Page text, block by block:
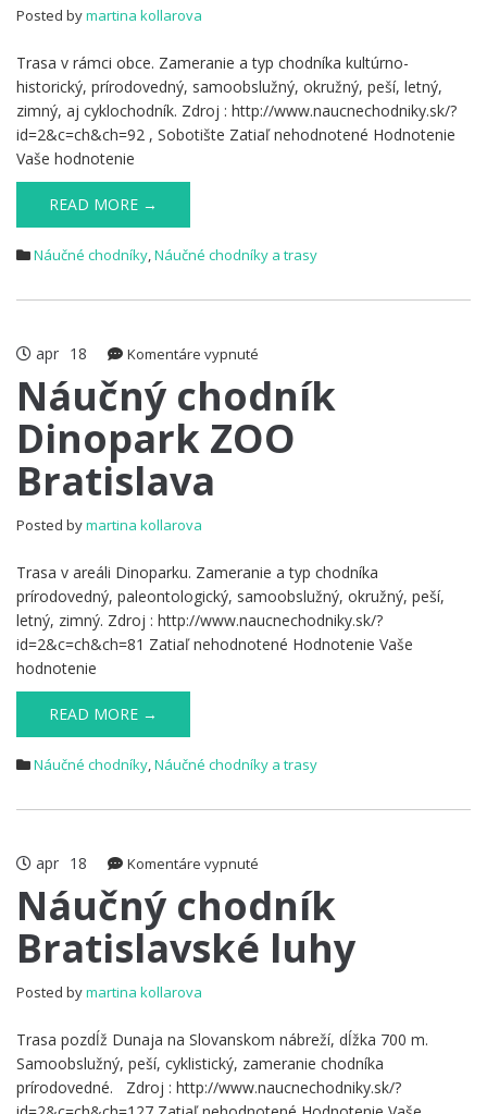
Posted bymartina kollarova
Trasa v rámci obce. Zameranie a typ chodníka kultúrno-
historický, prírodovedný, samoobslužný, okružný, peší, letný,
zimný, aj cyklochodník. Zdroj : http://www.naucnechodniky.sk/?
id=2&c=ch&ch=92 , Sobotište Zatiaľ nehodnotené Hodnotenie
Vaše hodnotenie
READ MORE →
Náučné chodníky,Náučné chodníky a trasy
apr 18 Komentáre vypnuté
chodník
Dinopark
ZOO
Náučný chodník
Dinopark ZOO
Bratislava
Posted bymartina kollarova
Trasa v areáli Dinoparku. Zameranie a typ chodníka
prírodovedný, paleontologický, samoobslužný, okružný, peší,
letný, zimný. Zdroj : http://www.naucnechodniky.sk/?
id=2&c=ch&ch=81 Zatiaľ nehodnotené Hodnotenie Vaše
hodnotenie
READ MORE →
Náučné chodníky,Náučné chodníky a trasy
apr 18 Komentáre vypnuté
chodník
Bratislavské
luhy
Náučný chodník
Bratislavské luhy
Posted bymartina kollarova
Trasa pozdĺž Dunaja na Slovanskom nábreží, dĺžka 700 m.
Samoobslužný, peší, cyklistický, zameranie chodníka
prírodovedné. Zdroj : http://www.naucnechodniky.sk/?